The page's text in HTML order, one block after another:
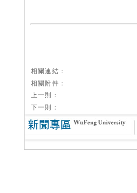
相關連結：
相關附件：
上一則：
下一則：